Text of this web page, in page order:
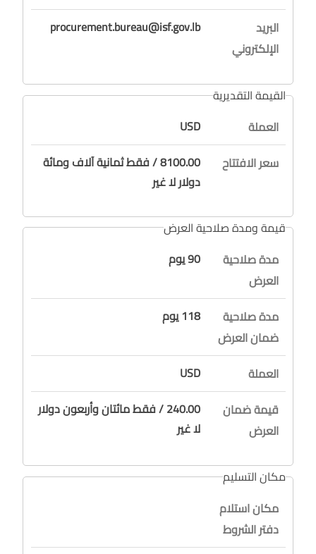
البريد
الإلكتروني
procurement.bureau@isf.gov.lb
القيمة التقديرية
العملة
USD
سعر الافتتاح
8100.00 / فقط ثمانية آلاف ومائة
دولار لا غير
قيمة ومدة صلاحية العرض
مدة صلاحية
العرض
90 يوم
مدة صلاحية
ضمان العرض
118 يوم
العملة
USD
قيمة ضمان
العرض
240.00 / فقط مائتان وأربعون دولار
لا غير
مكان التسليم
مكان استلام
دفتر الشروط